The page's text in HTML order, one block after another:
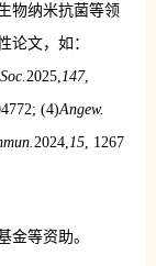
物纳米抗菌等领
论文，如：
2025,147,
(4)Angew.
2024,15, 1267
金等资助。